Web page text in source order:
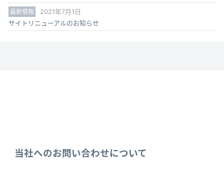
最新情報
2021年7月1日
サイトリニューアルのお知らせ
当社へのお問い合わせについて